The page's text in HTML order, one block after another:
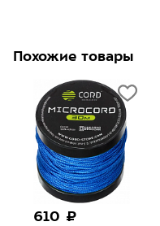
Похожие товары
610 ₽